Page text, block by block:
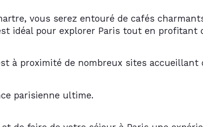
vous serez entouré de cafés
idéal pour explorer Paris tout en
à proximité de nombreux sites accueillant
parisienne ultime.